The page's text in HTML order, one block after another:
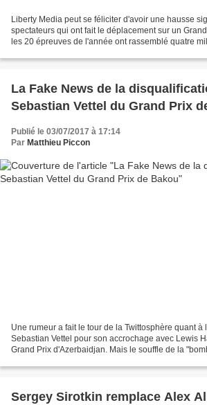
Liberty Media peut se féliciter d'avoir une hausse
spectateurs qui ont fait le déplacement sur un
les 20 épreuves de l'année ont rassemblé quatre
La Fake News de la
Sebastian Vettel du Grand Prix
Publié le 03/07/2017 à 17:14
Par Matthieu Piccon
Une rumeur a fait le tour de la Twittosphère quant à
Sebastian Vettel pour son accrochage avec Lewis
Grand Prix d'Azerbaidjan. Mais le souffle de la
Sergey Sirotkin remplace Alex